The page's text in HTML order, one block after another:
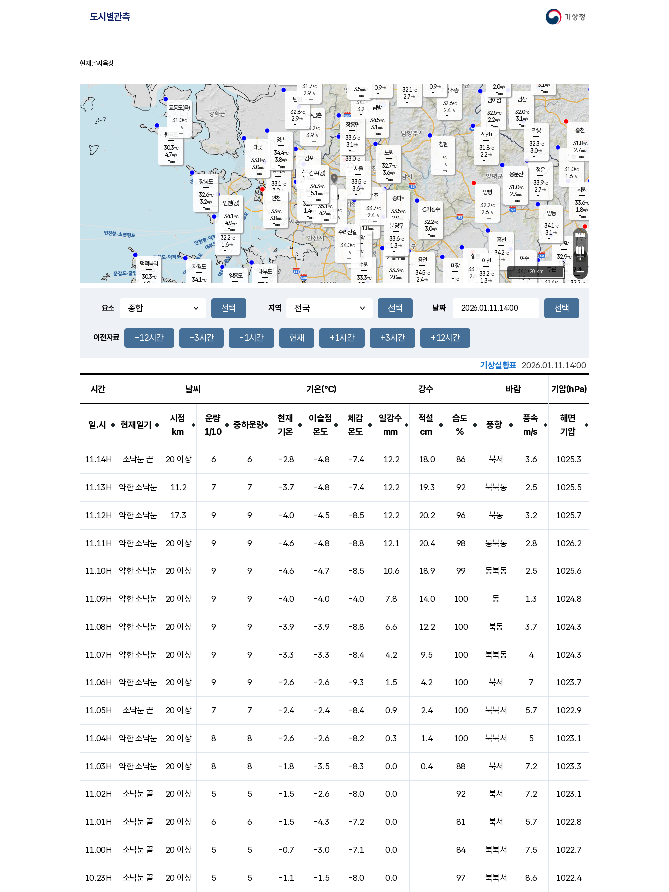
기상청
도시별관측
홈
현재날씨 육상
풍도
2.3m/s
문막
32.9℃
3.8
mm
남이섬
32.5℃
2.2m/s
-mm
무의도
32.2℃
1.6m/s
-mm
영흥도
볼음도
30.3℃
4.7m/s
-mm
자월도
34.1℃
양주
34.0℃
3.2
-mm
부론
32.4℃
과천
33.0℃
1.8m/s
- mm
남산
32.0℃
3.1 m/s
-mm
장봉도
32.6℃
3.2m/s
-mm
-mm
청운
33.9℃
2.7m/s
-mm
팔봉
32.3℃
3.0m/s
-mm
-mm
용인
34.5℃
2.4m/s
여주
34.1℃
1.2m/s
양동
34.1℃
3.1m/s
-mm
경기광주
32.2℃
3.0m/s
-mm
장호원
2.0m/s
-mm
33.0
℃
대부도
33.9
-
경서동
33.1℃
3.0m/s
-mm
파주금촌
33.2℃
3.9m/s
-mm
가평조종
32.6℃
2.4m/s
-mm
32.1℃
2.7m/s
-mm
대곶
33.8℃
3.0m/s
-mm
신천*
31.8℃
2.2m/s
-mm
창현
-℃
-m/s
-mm
탄현
32.6℃
2.9m/s
-mm
0.9m/s
-mm
33.4℃
3.3m/s
-mm
흥천
34.2℃
-m/s
-mm
마장
-℃
의왕
- ℃
m/s
mm
김포
33.2℃
1.9 m/s
mm
설봉
33.2
2.6 m/s
- mm
광명
34.6 ℃
1.8 m/s
-mm
부천
32.9℃
1.4m/s
-mm
-mm
양촌
34.4℃
3.8m/s
-mm
구로
35.1℃
4.2m/s
-mm
은평
33.0℃
2.0 m/s
- mm
노원
32.7℃
3.6m/s
-mm
송파*
33.5℃
2.9m/s
-mm
서초
33.7℃
2.4m/s
-mm
남방
34.5℃
3.1 m/s
-mm
기흥구갈
33.3℃
2.0m/s
-
수리산길
34.0℃
-m/s
-mm
분당구
33.6℃
1.3m/s
-mm
장흥면
33.6℃
3.1 m/s
-mm
3.5m/s
-mm
시동
31.0℃
1.6m/s
- mm
귀래
32.2℃
서원
33.6℃
1.8m/s
-mm
용문산
31.0℃
2.3m/s
-mm
덕적북리
30.3℃
4.0m/s
인천(공)
34.1℃
4.9m/s
-mm
김포(공)
34.3℃
5.1 m/s
-mm
교동도(음)
31.0℃
-m/s
-mm
홍천
31.8℃
2.7m/s
-mm
이천
33.2℃
1.3m/s
양평
32.2℃
2.6m/s
-mm
수원
33.3℃
2.5 m/s
인천
33℃
3.8m/s
-mm
서울
33.5℃
3.6m/s
-mm
3.1 m/s
-mm
31.7℃
2.9m/s
-mm
0.9m/s
-mm
+
−
20 km
요소 지역 날짜
이전자료 -12시간 -3시간 -1시간 현재 +1시간 +3시간 +12시간
기상실황표 2026.01.11.14:00
시간 날씨 기온(℃) 강수 바람 기압(hPa)
일.시 현재일기
시정
km
운량
1/10
중하운량
현재
기온
이슬점
온도
체감
온도
일강수
mm
적설
cm
습도
%
풍향
풍속
m/s
해면
기압
11.14H 소낙눈 끝 20 이상 6 6 -2.8 -4.8 -7.4 12.2 18.0 86 북서 3.6 1025.3
11.13H 약한 소낙눈 11.2 7 7 -3.7 -4.8 -7.4 12.2 19.3 92 북북동 2.5 1025.5
11.12H 약한 소낙눈 17.3 9 9 -4.0 -4.5 -8.5 12.2 20.2 96 북동 3.2 1025.7
11.11H 약한 소낙눈 20 이상 9 9 -4.6 -4.8 -8.8 12.1 20.4 98 동북동 2.8 1026.2
11.10H 약한 소낙눈 20 이상 9 9 -4.6 -4.7 -8.5 10.6 18.9 99 동북동 2.5 1025.6
11.09H 약한 소낙눈 20 이상 9 9 -4.0 -4.0 -4.0 7.8 14.0 100 동 1.3 1024.8
11.08H 약한 소낙눈 20 이상 9 9 -3.9 -3.9 -8.8 6.6 12.2 100 북동 3.7 1024.3
11.07H 약한 소낙눈 20 이상 9 9 -3.3 -3.3 -8.4 4.2 9.5 100 북북동 4 1024.3
11.06H 약한 소낙눈 20 이상 9 9 -2.6 -2.6 -9.3 1.5 4.2 100 북서 7 1023.7
11.05H 소낙눈 끝 20 이상 7 7 -2.4 -2.4 -8.4 0.9 2.4 100 북북서 5.7 1022.9
11.04H 약한 소낙눈 20 이상 8 8 -2.6 -2.6 -8.2 0.3 1.4 100 북북서 5 1023.1
11.03H 약한 소낙눈 20 이상 8 8 -1.8 -3.5 -8.3 0.0 0.4 88 북서 7.2 1023.3
11.02H 소낙눈 끝 20 이상 5 5 -1.5 -2.6 -8.0 0.0 92 북서 7.2 1023.1
11.01H 소낙눈 끝 20 이상 6 6 -1.5 -4.3 -7.2 0.0 81 북서 5.7 1022.8
11.00H 소낙눈 끝 20 이상 5 5 -0.7 -3.0 -7.1 0.0 84 북북서 7.5 1022.7
10.23H 소낙눈 끝 20 이상 5 5 -1.1 -1.5 -8.0 0.0 97 북북서 8.6 1022.4